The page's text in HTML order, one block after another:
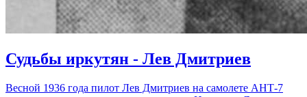
Судьбы иркутян - Лев Дмитриев
Весной 1936 года пилот Лев Дмитриев на самолете АНТ-7